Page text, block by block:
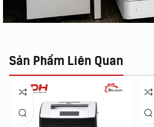
Sản Phẩm Liên Quan